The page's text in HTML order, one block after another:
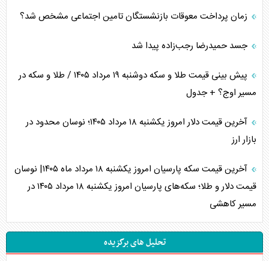
زمان پرداخت معوقات بازنشستگان تامین اجتماعی مشخص شد؟
جسد حمیدرضا رجب‌زاده پیدا شد
پیش بینی قیمت طلا و سکه دوشنبه ۱۹ مرداد ۱۴۰۵ / طلا و سکه در
مسیر اوج؟ + جدول
آخرین قیمت دلار امروز یکشنبه ۱۸ مرداد ۱۴۰۵؛ نوسان محدود در
بازار ارز
آخرین قیمت سکه پارسیان امروز یکشنبه ۱۸ مرداد ماه ۱۴۰۵| نوسان
قیمت دلار و طلا؛ سکه‌های پارسیان امروز یکشنبه ۱۸ مرداد ۱۴۰۵ در
مسیر کاهشی
تحلیل های برگزیده